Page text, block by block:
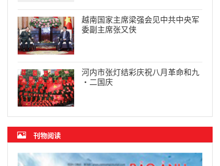
越南国家主席梁强会见中共中央军
委副主席张又侠
河内市张灯结彩庆祝八月革命和九
·二国庆
刊物阅读